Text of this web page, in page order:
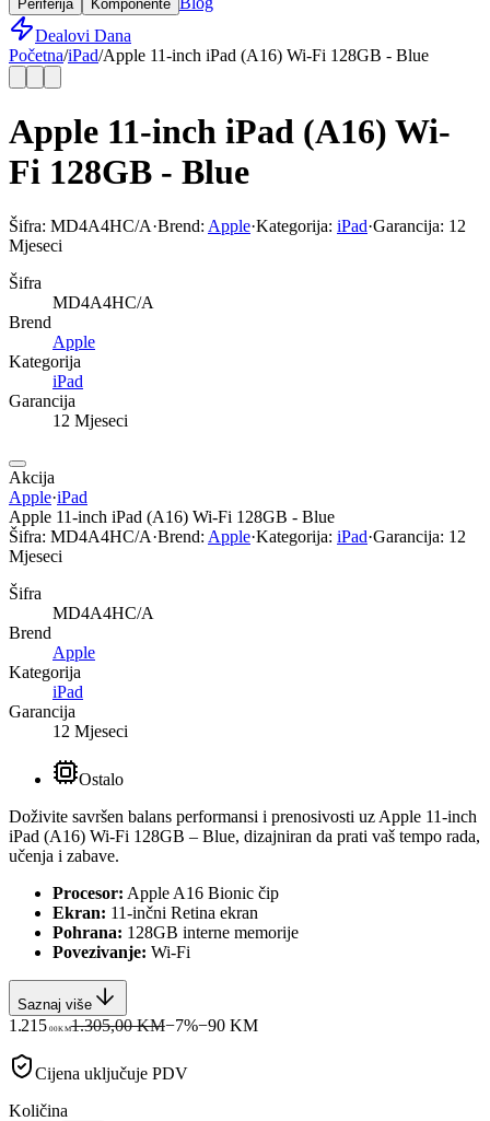
Periferija
Komponente
Dealovi Dana
Početna/iPad/Apple 11-inch iPad (A16) Wi-Fi 128GB - Blue
Apple 11-inch iPad (A16) Wi-
Fi 128GB - Blue
Šifra: MD4A4HC/A·Brend: Apple·Kategorija: iPad·Garancija: 12
Mjeseci
Šifra
MD4A4HC/A
Brend
Apple
Kategorija
iPad
Garancija
12 Mjeseci
Akcija
Apple·iPad
Apple 11-inch iPad (A16) Wi-Fi 128GB - Blue
Šifra: MD4A4HC/A·Brend: Apple·Kategorija: iPad·Garancija: 12
Mjeseci
Šifra
MD4A4HC/A
Brend
Apple
Kategorija
iPad
Garancija
12 Mjeseci
Ostalo
Doživite savršen balans performansi i prenosivosti uz Apple 11-inch
iPad (A16) Wi-Fi 128GB – Blue, dizajniran da prati vaš tempo rada,
učenja i zabave.
Procesor: Apple A16 Bionic čip
Ekran: 11-inčni Retina ekran
Pohrana: 128GB interne memorije
Povezivanje: Wi-Fi
Saznaj više
1.215 00KM1.305,00 KM−7%−90KM
Cijena uključuje PDV
Količina